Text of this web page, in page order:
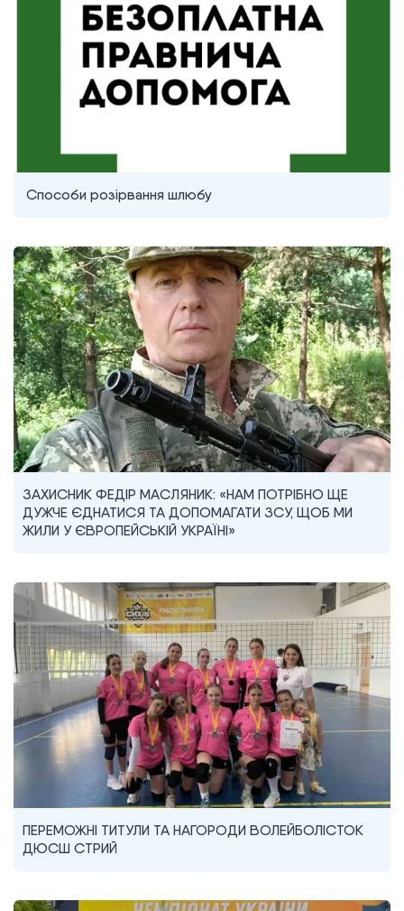
Способи розірвання шлюбу
ЗАХИСНИК ФЕДІР МАСЛЯНИК: «НАМ ПОТРІБНО ЩЕ
ДУЖЧЕ ЄДНАТИСЯ ТА ДОПОМАГАТИ ЗСУ, ЩОБ МИ
ЖИЛИ У ЄВРОПЕЙСЬКІЙ УКРАЇНІ»
ПЕРЕМОЖНІ ТИТУЛИ ТА НАГОРОДИ ВОЛЕЙБОЛІСТОК
ДЮСШ СТРИЙ